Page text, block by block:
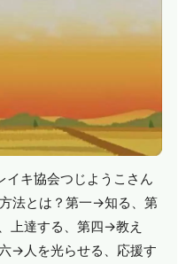
イキ協会つじようこさん
法とは？第一→知る、第
上達する、第四→教え
→人を光らせる、応援す